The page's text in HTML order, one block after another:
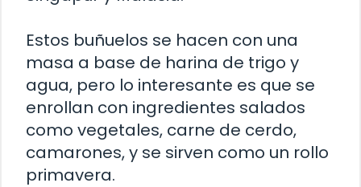
Estos buñuelos se hacen con una
masa a base de harina de trigo y
agua, pero lo interesante es que se
enrollan con ingredientes salados
como vegetales, carne de cerdo,
camarones, y se sirven como un rollo
primavera.